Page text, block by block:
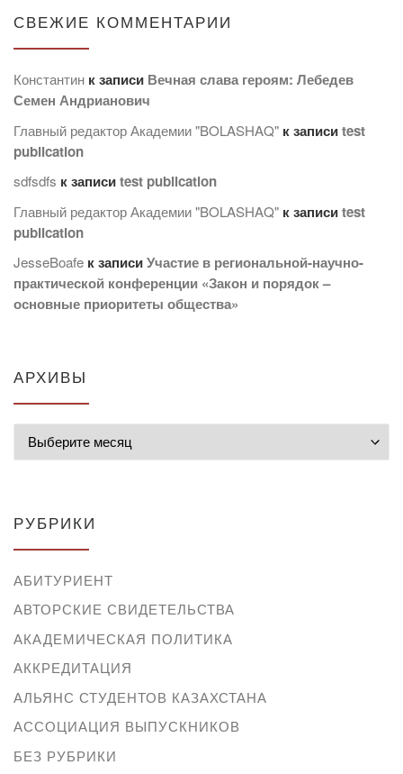
СВЕЖИЕ КОММЕНТАРИИ
Константин к записи Вечная слава героям: Лебедев
Семен Андрианович
Главный редактор Академии "BOLASHAQ" к записиtest
publication
sdfsdfs к записиtest publication
Главный редактор Академии "BOLASHAQ" к записиtest
publication
JesseBoafe к записиУчастие в региональной-научно-
практической конференции «Закон и порядок –
основные приоритеты общества»
АРХИВЫ
РУБРИКИ
АБИТУРИЕНТ
АВТОРСКИЕ СВИДЕТЕЛЬСТВА
АКАДЕМИЧЕСКАЯ ПОЛИТИКА
АККРЕДИТАЦИЯ
АЛЬЯНС СТУДЕНТОВ КАЗАХСТАНА
АССОЦИАЦИЯ ВЫПУСКНИКОВ
БЕЗ РУБРИКИ